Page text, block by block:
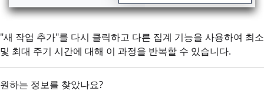
"새 작업 추가"를 다시 클릭하고 다른 집계 기능을 사용하여 최소
및 최대 주기 시간에 대해 이 과정을 반복할 수 있습니다.
원하는 정보를 찾았나요?